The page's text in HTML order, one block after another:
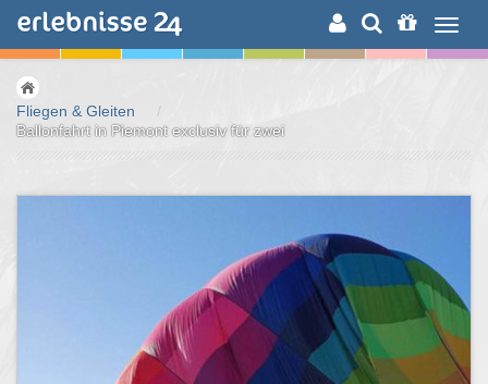
ERLEBNISSUCHE
Fliegen & Gleiten
/
Ballonfahrt in Piemont exclusiv für zwei